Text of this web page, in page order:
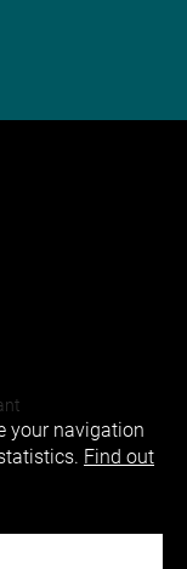
your navigation
Find out